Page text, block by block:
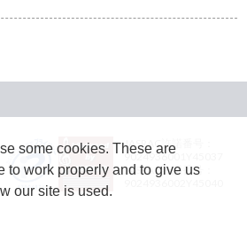
JASRAC許諾番号：
9024936001Y45037
JASRAC許諾番号：
some cookies. These are
to work properly and to give us
our site is used.